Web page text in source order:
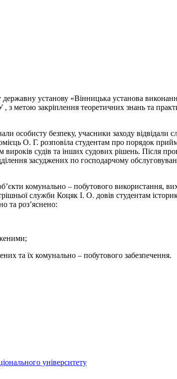
установу «Вінницька установа
з метою закріплення теоретичних знань та
особисту безпеку, учасники заходу
О. Г. розповіла студентам про порядок
судів та інших судових рішень. Після
засуджених по господарчому
комунально – побутового використання,
служби Коцяк І. О. довів студентам
та роз’яснено:
та їх комунально – побутового забезпечення.
університету